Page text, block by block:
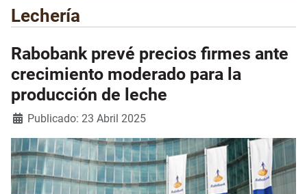
Lechería
Rabobank prevé precios firmes ante
crecimiento moderado para la
producción de leche
Detalles
Publicado: 23 Abril 2025